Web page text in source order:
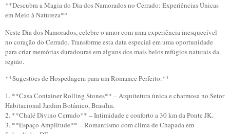
**Descubra a Magia do Dia dos Namorados no Cerrado: Experiências Únicas
em Meio à Natureza**
Neste Dia dos Namorados, celebre o amor com uma experiência inesquecível
no coração do Cerrado. Transforme esta data especial em uma oportunidade
para criar memórias duradouras em alguns dos mais belos refúgios naturais da
região.
**Sugestões de Hospedagem para um Romance Perfeito:**
1. **Casa Container Rolling Stones** – Arquitetura única e charmosa no Setor
Habitacional Jardim Botânico, Brasília.
2. **Chalé Divino Cerrado** – Intimidade e conforto a 30 km da Ponte JK.
3. **Espaço Amplitude** – Romantismo com clima de Chapada em